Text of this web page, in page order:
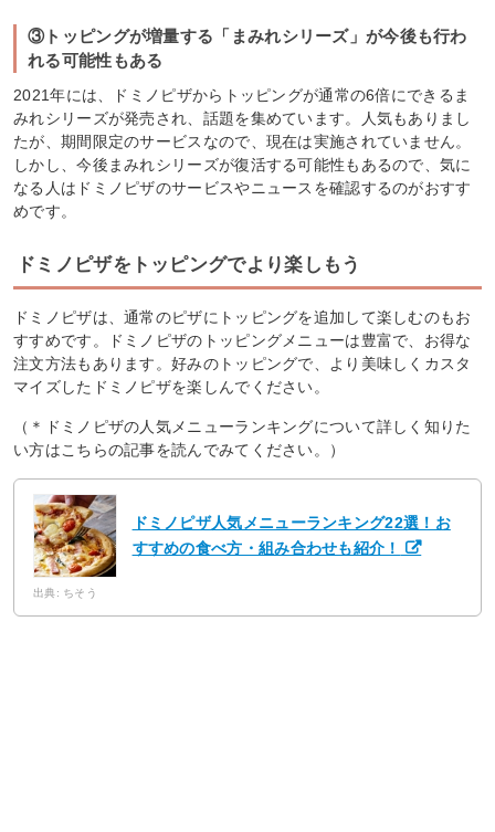
③トッピングが増量する「まみれシリーズ」が今後も行わ
れる可能性もある
2021年には、ドミノピザからトッピングが通常の6倍にできるま
みれシリーズが発売され、話題を集めています。人気もありまし
たが、期間限定のサービスなので、現在は実施されていません。
しかし、今後まみれシリーズが復活する可能性もあるので、気に
なる人はドミノピザのサービスやニュースを確認するのがおすす
めです。
ドミノピザをトッピングでより楽しもう
ドミノピザは、通常のピザにトッピングを追加して楽しむのもお
すすめです。ドミノピザのトッピングメニューは豊富で、お得な
注文方法もあります。好みのトッピングで、より美味しくカスタ
マイズしたドミノピザを楽しんでください。
（＊ドミノピザの人気メニューランキングについて詳しく知りた
い方はこちらの記事を読んでみてください。）
ドミノピザ人気メニューランキング22選！お
すすめの食べ方・組み合わせも紹介！
出典: ちそう